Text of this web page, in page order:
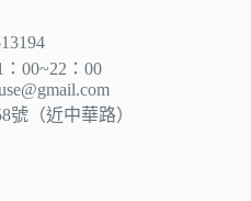
00~22：00
號（近中華路）